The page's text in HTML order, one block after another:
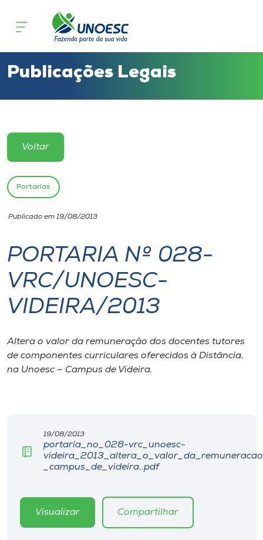
Cursos
Atendimento ao Estudante
Portal de Ensino
Unoesc
Internacionalização
I.nova
Cultura
Editora
Rádio
Museu
Publicações Legais
Voltar
Portarias
Publicado em 19/08/2013
PORTARIA Nº 028-
VRC/UNOESC-
VIDEIRA/2013
Altera o valor da remuneração dos docentes tutores
de componentes curriculares oferecidos à Distância,
na Unoesc – Campus de Videira.
19/08/2013
portaria_no_028-vrc_unoesc-
_campus_de_videira..pdf
Visualizar Compartilhar